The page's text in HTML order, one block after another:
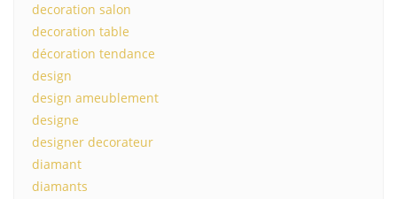
decoration salon
decoration table
décoration tendance
design
design ameublement
designe
designer decorateur
diamant
diamants